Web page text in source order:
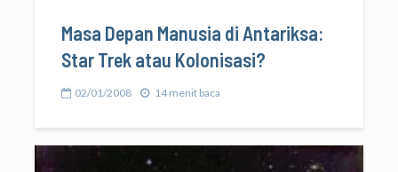
Masa Depan Manusia di Antariksa:
Star Trek atau Kolonisasi?
02/01/2008 14 menit baca